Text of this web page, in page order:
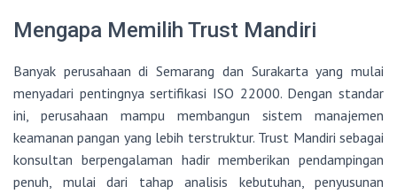
Mengapa Memilih Trust Mandiri
Banyak perusahaan di Semarang dan Surakarta yang mulai
menyadari pentingnya sertifikasi ISO 22000. Dengan standar
ini, perusahaan mampu membangun sistem manajemen
keamanan pangan yang lebih terstruktur. Trust Mandiri sebagai
konsultan berpengalaman hadir memberikan pendampingan
penuh, mulai dari tahap analisis kebutuhan, penyusunan